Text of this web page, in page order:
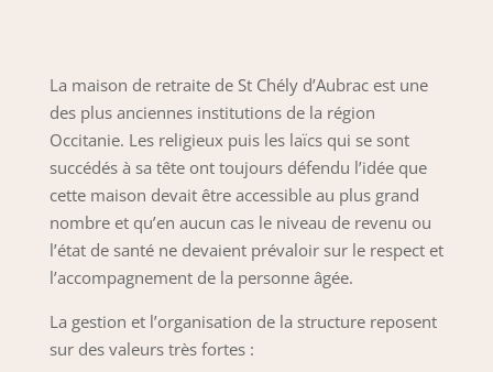
La maison de retraite de St Chély d’Aubrac est une
des plus anciennes institutions de la région
Occitanie. Les religieux puis les laïcs qui se sont
succédés à sa tête ont toujours défendu l’idée que
cette maison devait être accessible au plus grand
nombre et qu’en aucun cas le niveau de revenu ou
l’état de santé ne devaient prévaloir sur le respect et
l’accompagnement de la personne âgée.
La gestion et l’organisation de la structure reposent
sur des valeurs très fortes :